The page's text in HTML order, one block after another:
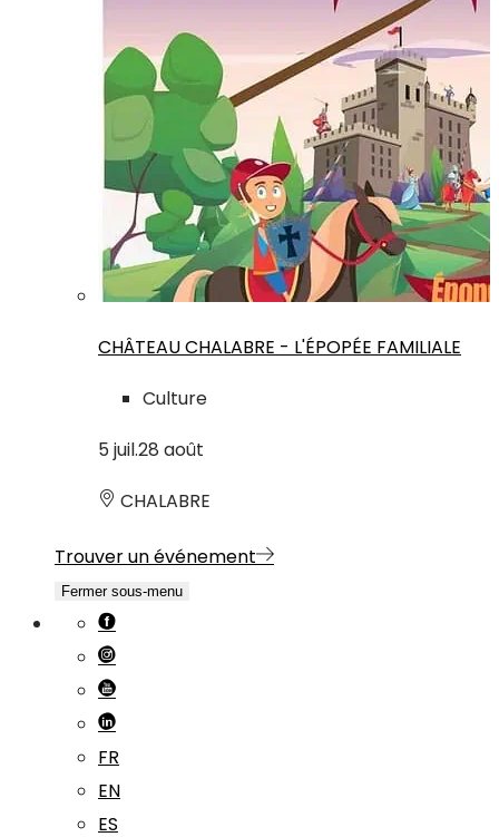
CHÂTEAU CHALABRE - L'ÉPOPÉE FAMILIALE
Culture
5 juil.28 août
CHALABRE
Trouver un événement
Fermer sous-menu
FR
EN
ES